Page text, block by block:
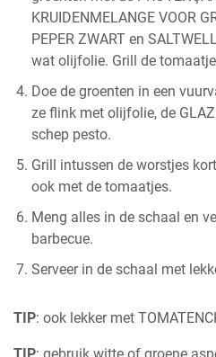
KRUIDENMELANGE VOOR
PEPER ZWART en
wat olijfolie. Grill de
Doe de groenten in een
ze flink met olijfolie, de
schep pesto.
Grill intussen de worstjes
ook met de tomaatjes.
Meng alles in de schaal en
barbecue.
Serveer in de schaal met
TIP: ook lekker met